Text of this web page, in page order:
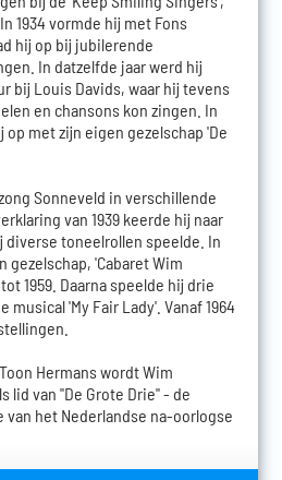
1934 vormde hij met Fons
hij op bij jubilerende
In datzelfde jaar werd hij
bij Louis Davids, waar hij tevens
en chansons kon zingen. In
met zijn eigen gezelschap 'De
Sonneveld in verschillende
van 1939 keerde hij naar
diverse toneelrollen speelde. In
gezelschap, 'Cabaret Wim
1959. Daarna speelde hij drie
musical 'My Fair Lady'. Vanaf 1964
Hermans wordt Wim
lid van "De Grote Drie" - de
van het Nederlandse na-oorlogse